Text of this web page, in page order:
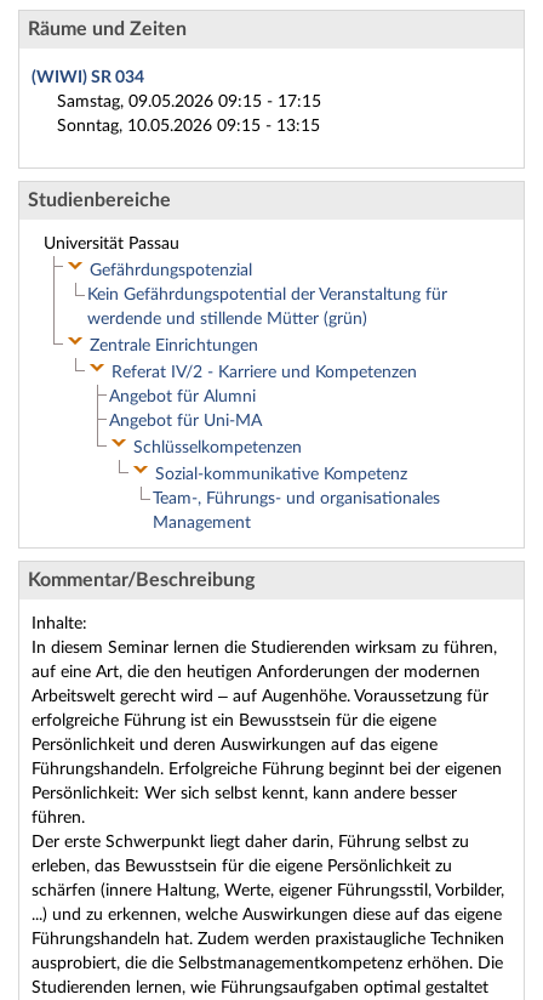
Räume und Zeiten
(WIWI) SR 034
Samstag, 09.05.2026 09:15 - 17:15
Sonntag, 10.05.2026 09:15 - 13:15
Studienbereiche
Universität Passau
Gefährdungspotenzial
Kein Gefährdungspotential der Veranstaltung für
werdende und stillende Mütter (grün)
Zentrale Einrichtungen
Referat IV/2 - Karriere und Kompetenzen
Angebot für Alumni
Angebot für Uni-MA
Schlüsselkompetenzen
Sozial-kommunikative Kompetenz
Team-, Führungs- und organisationales
Management
Kommentar/Beschreibung
Inhalte:
In diesem Seminar lernen die Studierenden wirksam zu führen,
auf eine Art, die den heutigen Anforderungen der modernen
Arbeitswelt gerecht wird – auf Augenhöhe. Voraussetzung für
erfolgreiche Führung ist ein Bewusstsein für die eigene
Persönlichkeit und deren Auswirkungen auf das eigene
Führungshandeln. Erfolgreiche Führung beginnt bei der eigenen
Persönlichkeit: Wer sich selbst kennt, kann andere besser
führen.
Der erste Schwerpunkt liegt daher darin, Führung selbst zu
erleben, das Bewusstsein für die eigene Persönlichkeit zu
schärfen (innere Haltung, Werte, eigener Führungsstil, Vorbilder,
...) und zu erkennen, welche Auswirkungen diese auf das eigene
Führungshandeln hat. Zudem werden praxistaugliche Techniken
ausprobiert, die die Selbstmanagementkompetenz erhöhen. Die
Studierenden lernen, wie Führungsaufgaben optimal gestaltet